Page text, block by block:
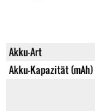
Akku-Art
Akku-Kapazität (mAh)